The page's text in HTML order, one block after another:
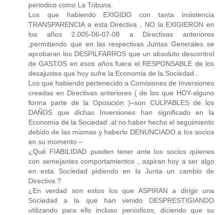
periodico como La Tribuna.
Los que habiendo EXIGIDO con tanta insistencia
TRANSPARENCIA a esta Directiva , NO la EXIGIERON en
los años 2.005-06-07-08 a Directivas anteriores
,permitiendo que en las respectivas Juntas Generales se
aprobaran los DESPILFARROS que un absoluto descontrol
de GASTOS en esos años fuera el RESPONSABLE de los
desajustes que hoy sufre la Economia de la Sociedad .
Los que habiendo pertenecido a Comisiones de Inversiones
creadas en Directivas anteriores ( de los que HOY-alguno
forma parte de la Oposición )–son CULPABLES de los
DAÑOS que dichas Inversiones han significado en la
Economia de la Sociedad ,al no haber hecho el seguimiento
debido de las mismas y haberlo DENUNCIADO a los socios
en su momento –
¿Qué FIABILIDAD pueden tener ante los socios quienes
con semejantes comportamientos , aspiran hoy a ser algo
en esta Sociedad pidiendo en la Junta un cambio de
Directiva ?
¿En verdad son estos los que ASPIRAN a dirigir una
Sociedad a la que han venido DESPRESTIGIANDO
utilizando para ello incluso periodicos, diciendo que su